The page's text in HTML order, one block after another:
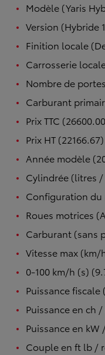
Modèle (Yaris
Version (Hybride
Finition locale
Carrosserie
Nombre de
Carburant
Prix TTC
Prix HT (22166.67)
Année modèle
Cylindrée (litres /
Configuration
Roues motrices
Carburant (sans
Vitesse max (km/
0-100 km/h (s)
Puissance fiscale
Puissance en ch
Puissance en
Couple en ft lb /